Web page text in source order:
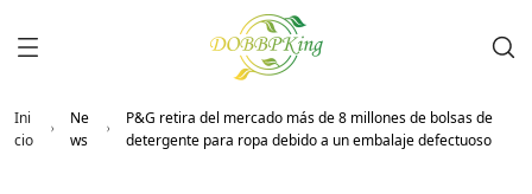
Ini
cio
Ne
ws
P&G retira del mercado más de 8 millones de bolsas de
detergente para ropa debido a un embalaje defectuoso